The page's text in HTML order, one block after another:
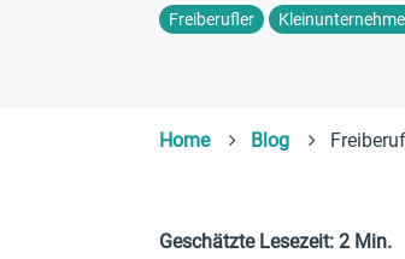
Freiberufler
Home Blog
Geschätzte Lesezeit: 2 Min.